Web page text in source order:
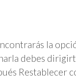
la
debes
Restablecer